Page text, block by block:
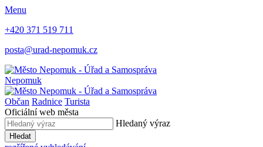
Menu
+420 371 519 711
posta@urad-nepomuk.cz
Nepomuk
Občan Radnice Turista
Oficiální web města
Hledaný výraz
Hledat